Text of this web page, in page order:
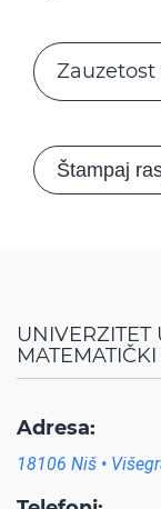
Štampaj
Adresa:
18106 Niš •